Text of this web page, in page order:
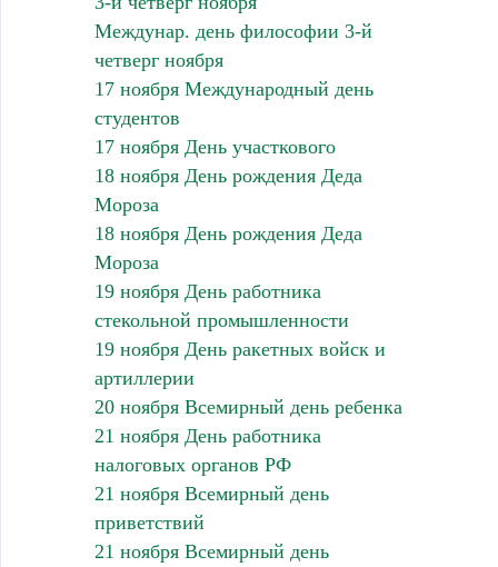
Междунар. день философии 3-й
четверг ноября
17 ноября Международный день
студентов
17 ноября День участкового
18 ноября День рождения Деда
Мороза
18 ноября День рождения Деда
Мороза
19 ноября День работника
стекольной промышленности
19 ноября День ракетных войск и
артиллерии
20 ноября Всемирный день ребенка
21 ноября День работника
налоговых органов РФ
21 ноября Всемирный день
приветствий
21 ноября Всемирный день